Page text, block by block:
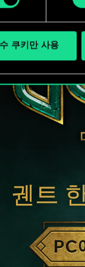
쿠키만 사용
궨트
PC